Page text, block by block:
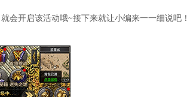
会开启该活动哦~接下来就让小编来一一细说吧！